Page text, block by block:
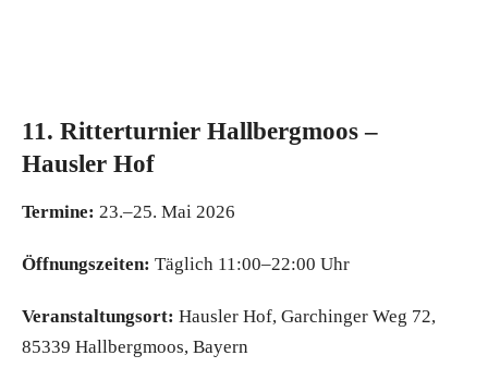
11. Ritterturnier Hallbergmoos –
Hausler Hof
Termine: 23.–25. Mai 2026
Öffnungszeiten: Täglich 11:00–22:00 Uhr
Veranstaltungsort: Hausler Hof, Garchinger Weg 72,
85339 Hallbergmoos, Bayern